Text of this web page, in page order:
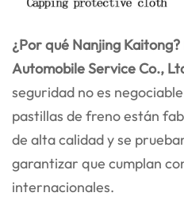
¿Por qué Nanjing Kaitong?
Automobile Service Co.,
seguridad no es
pastillas de freno están
de alta calidad y se
garantizar que cumplan
internacionales.